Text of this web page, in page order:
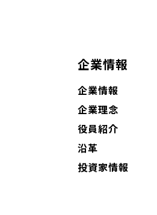
企業情報
企業情報
企業理念
役員紹介
沿革
投資家情報